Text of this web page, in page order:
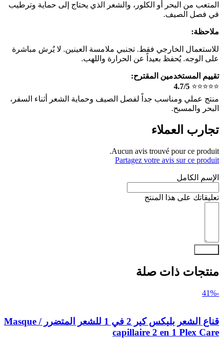
المتعب من البحر أو الكلور، والشعر الذي يحتاج إلى حماية وترطيب
في فصل الصيف.
ملاحظة:
للاستعمال الخارجي فقط. تجنبي ملامسة العينين. لا يُرش مباشرة
على الوجه. يُحفظ بعيداً عن الحرارة واللهب.
تقييم المستخدمين المقترح:
⭐️⭐️⭐️⭐️⭐️
4.7/5
منتج عملي ومناسب جداً لفصل الصيف وحماية الشعر أثناء السفر،
البحر والمسبح.
تجارب العملاء
Aucun avis trouvé pour ce produit.
Partagez votre avis sur ce produit
الإسم الكامل
تعليقاتك على هذا المنتج
منتجات ذات صلة
-41%
قناع الشعر بليكس كير 2 في 1 للشعر المتضرر / Masque
capillaire 2 en 1 Plex Care